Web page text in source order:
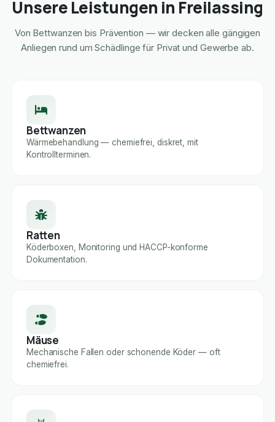
Unsere Leistungen in Freilassing
Von Bettwanzen bis Prävention — wir decken alle gängigen
Anliegen rund um Schädlinge für Privat und Gewerbe ab.
Bettwanzen
Wärmebehandlung — chemiefrei, diskret, mit
Kontrollterminen.
Ratten
Köderboxen, Monitoring und HACCP-konforme
Dokumentation.
Mäuse
Mechanische Fallen oder schonende Köder — oft
chemiefrei.